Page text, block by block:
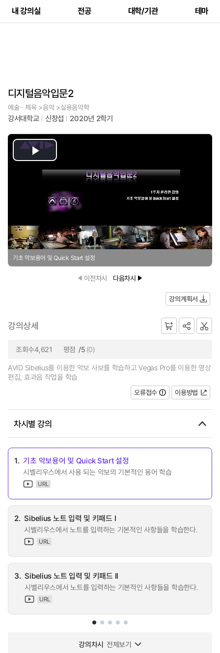
내 강의실 전공 대학/기관 테마
디지털음악입문2
예술ㆍ체육 >음악 >실용음악학
강서대학교 신창섭 2020년 2학기
Play
기초 악보용어 및 Quick Start 설정
이전차시 다음차시
강의계획서
강의상세
조회수4,621 평점 /5 (0)
AVID Sibelius를 이용한 악보 사보를 학습하고 Vegas Pro를 이용한 영상
편집, 효과음 작업을 학습
오류접수
이용방법
차시별 강의
1. 기초 악보용어 및 Quick Start 설정
시벨리우스에서 사용 되는 악보의 기본적인 용어 학습
URL
2. Sibelius 노트 입력 및 키패드 I
시벨리우스에서 노트를 입력하는 기본적인 사항들을 학습한다.
URL
3. Sibelius 노트 입력 및 키패드 II
시벨리우스에서 노트를 입력하는 기본적인 사항들을 학습한다.
URL
강의차시 전체보기